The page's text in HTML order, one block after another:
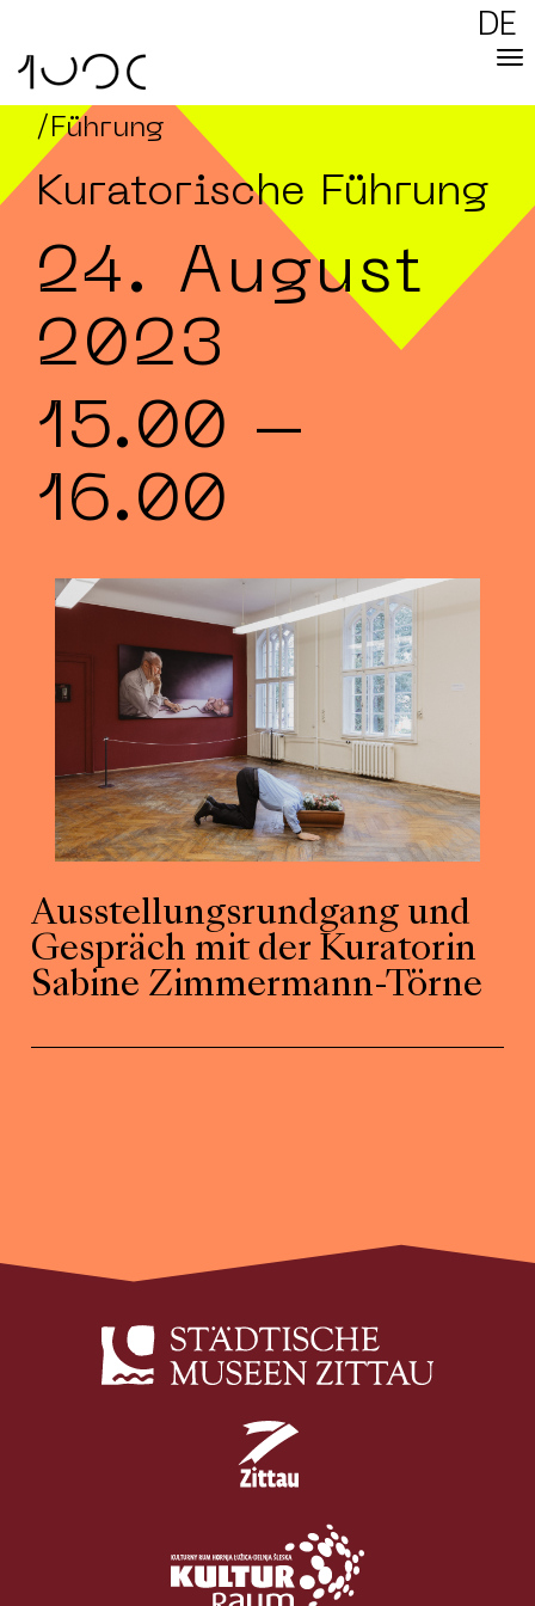
DE
/Führung
Kuratorische Führung
24. August
2023
15.00 –
16.00
Ausstellungsrundgang und
Gespräch mit der Kuratorin
Sabine Zimmermann-Törne